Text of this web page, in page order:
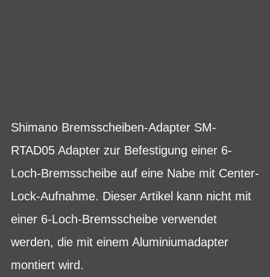
Shimano Bremsscheiben-Adapter SM-
RTAD05 Adapter zur Befestigung einer 6-
Loch-Bremsscheibe auf eine Nabe mit Center-
Lock-Aufnahme. Dieser Artikel kann nicht mit
einer 6-Loch-Bremsscheibe verwendet
werden, die mit einem Aluminiumadapter
montiert wird.